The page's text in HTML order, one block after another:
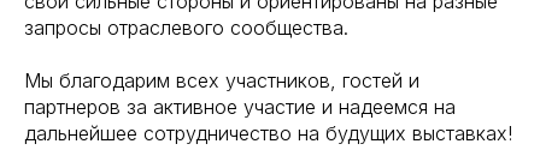
запросы отраслевого сообщества.
Мы благодарим всех участников, гостей и
партнеров за активное участие и надеемся на
дальнейшее сотрудничество на будущих выставках!